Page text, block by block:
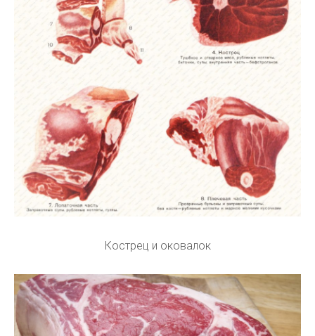
Кострец и оковалок